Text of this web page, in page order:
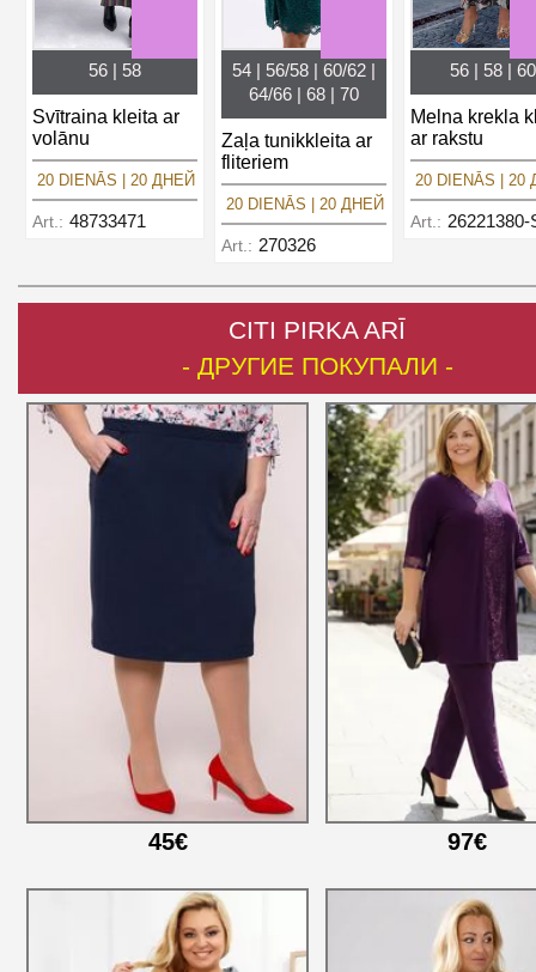
56 | 58
Svītraina kleita ar
volānu
20 DIENĀS | 20 ДНЕЙ
Art.: 48733471
54 | 56/58 | 60/62 |
64/66 | 68 | 70
Zaļa tunikkleita ar
fliteriem
20 DIENĀS | 20 ДНЕЙ
Art.: 270326
56 | 58 | 60
Melna krekla
ar rakstu
20 DIENĀS | 20
Art.: 26221380-
CITI PIRKA ARĪ
- ДРУГИЕ ПОКУПАЛИ -
45€ 97€